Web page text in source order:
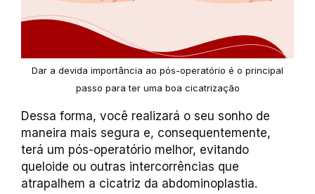
Dar a devida importância ao pós-operatório é o principal
passo para ter uma boa cicatrização
Dessa forma, você realizará o seu sonho de
maneira mais segura e, consequentemente,
terá um pós-operatório melhor, evitando
queloide ou outras intercorrências que
atrapalhem a cicatriz da abdominoplastia.